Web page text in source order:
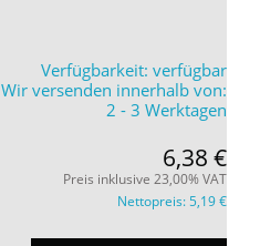
Verfügbarkeit: verfügbar
Wir versenden innerhalb von:
2 - 3 Werktagen
6,38 €
Preis inklusive 23,00% VAT
Nettopreis:5,19 €